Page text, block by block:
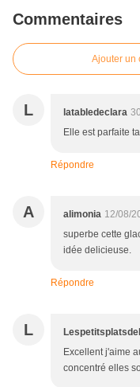
Commentaires
Ajouter un
L latabledeclara
Elle est parfaite
Répondre
A alimonia 12/08/
superbe cette
idée delicieuse.
Répondre
L
Excellent j'aime
concentré elles